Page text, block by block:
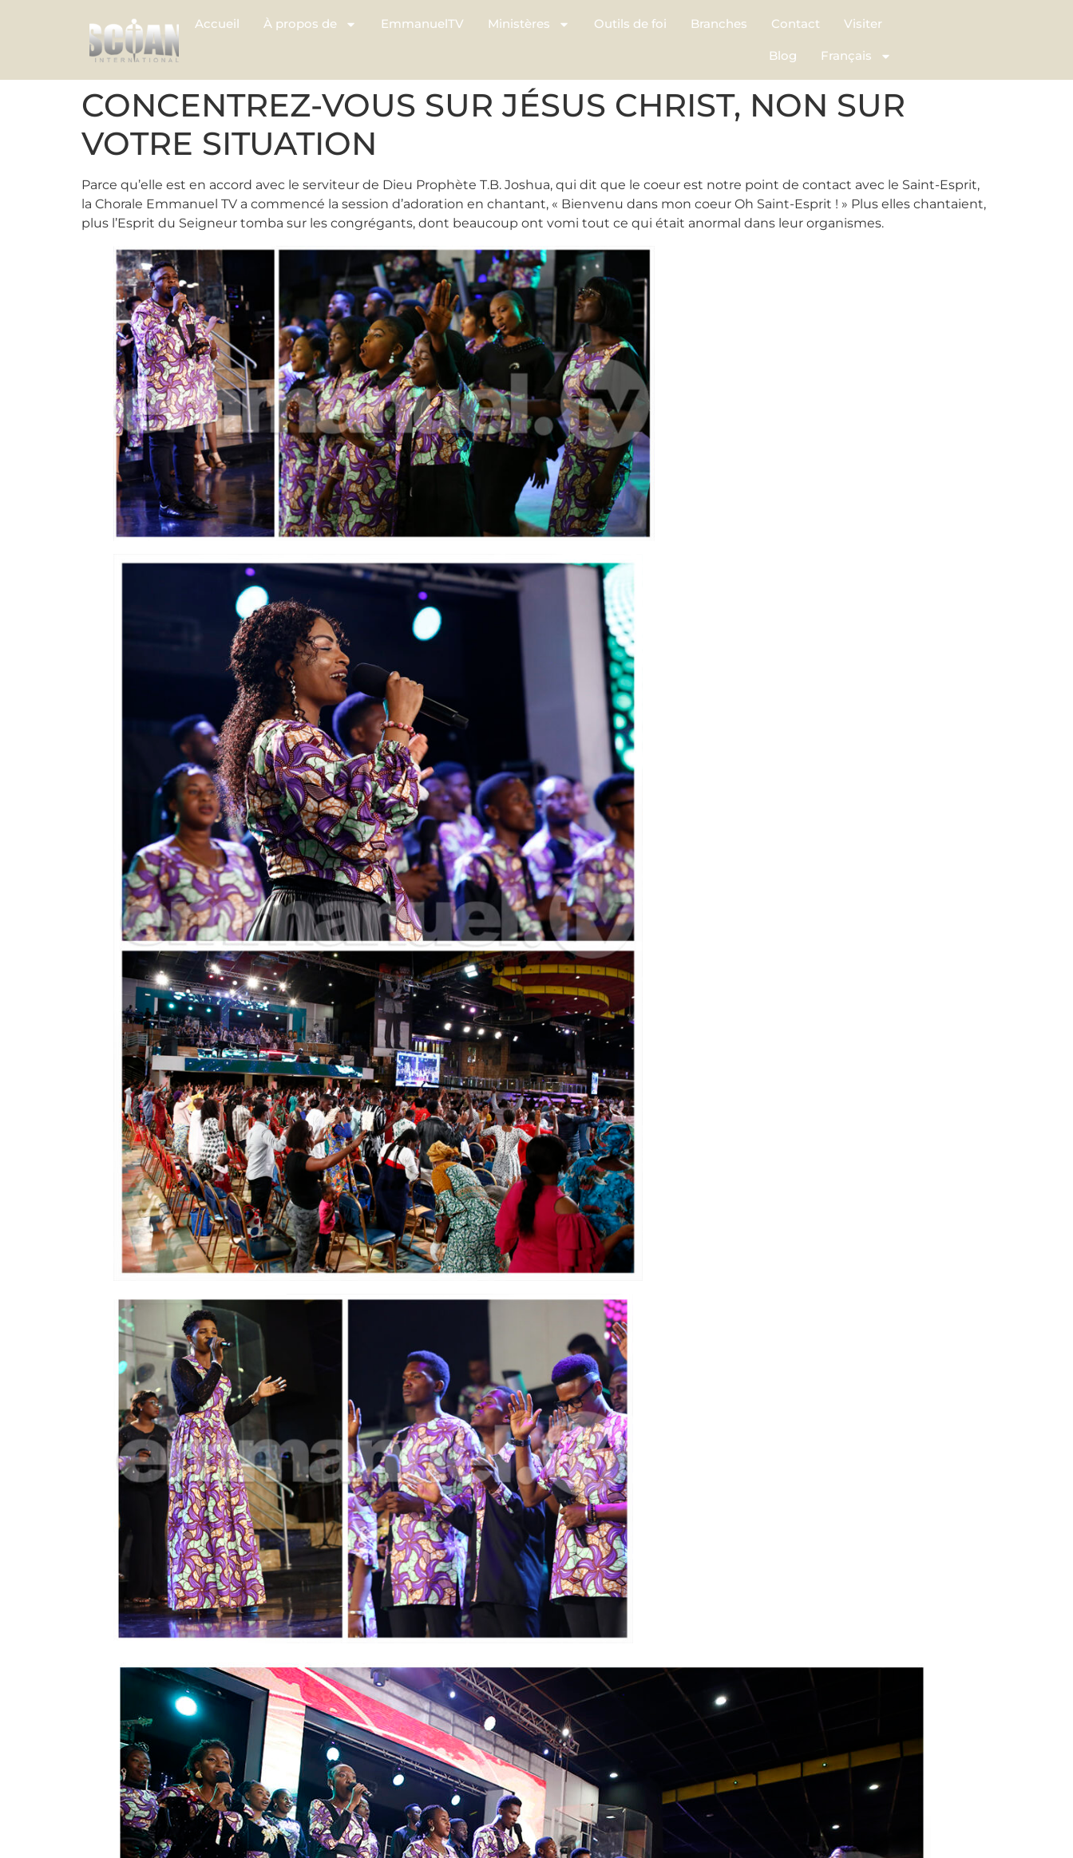
Accueil À propos de EmmanuelTV Ministères Outils de foi Branches Contact Visiter
Blog Français
CONCENTREZ-VOUS SUR JÉSUS CHRIST, NON SUR
VOTRE SITUATION
Parce qu’elle est en accord avec le serviteur de Dieu Prophète T.B. Joshua, qui dit que le coeur est notre point de contact avec le Saint-Esprit,
la Chorale Emmanuel TV a commencé la session d’adoration en chantant, « Bienvenu dans mon coeur Oh Saint-Esprit ! » Plus elles chantaient,
plus l’Esprit du Seigneur tomba sur les congrégants, dont beaucoup ont vomi tout ce qui était anormal dans leur organismes.